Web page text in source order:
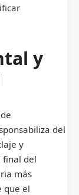
y
del
y
final del
más
que el